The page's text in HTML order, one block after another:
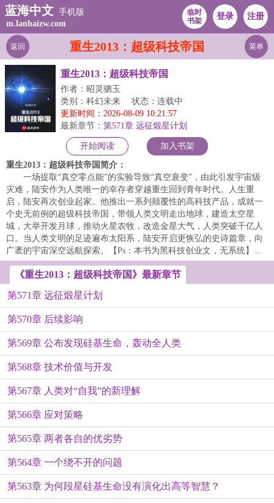
蓝海中文 手机版
m.lanhaizw.com
临时
书架
登录 注册
重生2013：超级科技帝国
返回 菜单
重生2013：超级科技帝国
作者：昭灵驷玉
类别：科幻未来
状态：连载中
更新时间：2026-08-09 10:21:57
最新章节： 第571章 远征煅星计划
开始阅读 加入书架
重生2013：超级科技帝国简介：
一场提取“真空零点能”的实验导致“真空衰变”，由此引发宇宙级
灾难，陆安作为人类唯一的幸存者穿越重生回到青年时代。人生重
启，陆安再次创业起家。他推出一系列颠覆性的高科技产品，成就一
个史无前例的超级科技帝国，带领人类文明走出地球，建造太空星
城，大举开发月球，推动火星农牧，改造金星大气，人类突破千亿人
口。当人类文明的足迹遍布太阳系，陆安开启更恢弘的史诗篇章，向
广袤的宇宙深空远航探索。【Ps：本书为黑科技创业文，无系统】...
《重生2013：超级科技帝国》最新章节
第571章 远征煅星计划
第570章 后续影响
第569章 公布发现硅基生命，轰动全人类
第568章 技术价值与开发
第567章 人类对“自我”的新理解
第566章 应对策略
第565章 两者各自的优劣势
第564章 一个绕不开的问题
第563章 为何段星硅基生命没有演化出高等智慧？